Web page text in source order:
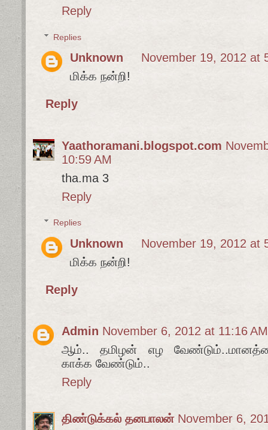
Reply
Replies
Unknown
November 19, 2012 at
மிக்க நன்றி!
Reply
Yaathoramani.blogspot.com
10:59 AM
tha.ma 3
Reply
Replies
Unknown
November 19, 2012 at
மிக்க நன்றி!
Reply
Admin November 6, 2012 at 11:16 AM
ஆம்.. தமிழன் எழ
காக்க வேண்டும்..
Reply
திண்டுக்கல் தனபாலன் November 6,